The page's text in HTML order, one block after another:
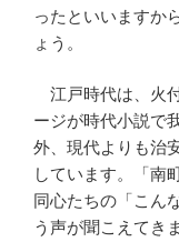
ったといいますか
ょう。
江戸時代は、火
ージが時代小説で
外、現代よりも治
しています。「南
同心たちの「こん
う声が聞こえてき